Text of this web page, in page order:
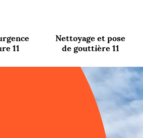
11
Nettoyage et pose
de gouttière 11